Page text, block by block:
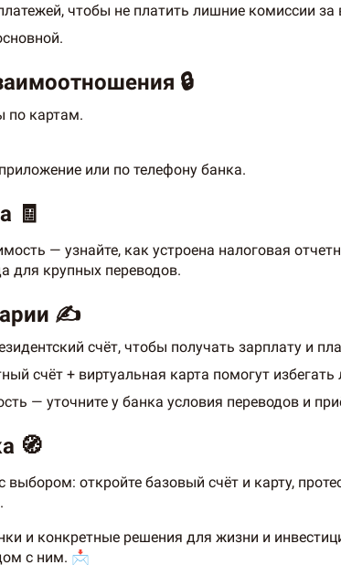
чтобы не платить лишние комиссии
🔒
по картам.
или по телефону банка.
🧾
— узнайте, как устроена налоговая
для крупных переводов.
✍️
счёт, чтобы получать зарплату и
счёт + виртуальная карта помогут
— уточните у банка условия переводов и
🧭
откройте базовый счёт и карту,
и конкретные решения для жизни и
с ним. 📩